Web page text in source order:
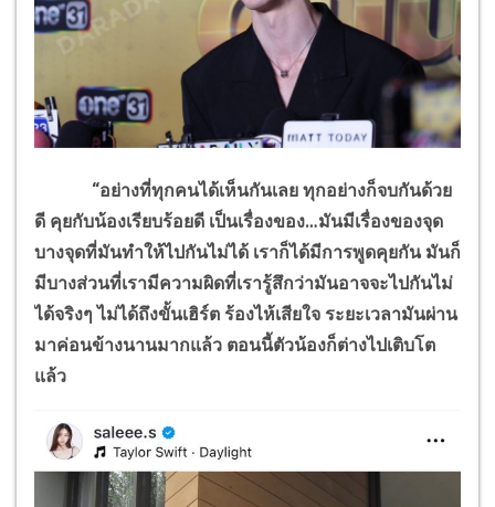
“อย่างที่ทุกคนได้เห็นกันเลย ทุกอย่างก็จบกันด้วย
ดี คุยกับน้องเรียบร้อยดี เป็นเรื่องของ…มันมีเรื่องของจุด
บางจุดที่มันทำให้ไปกันไม่ได้ เราก็ได้มีการพูดคุยกัน มันก็
มีบางส่วนที่เรามีความผิดที่เรารู้สึกว่ามันอาจจะไปกันไม่
ได้จริงๆ ไม่ได้ถึงขั้นเฮิร์ต ร้องไห้เสียใจ ระยะเวลามันผ่าน
มาค่อนข้างนานมากแล้ว ตอนนี้ตัวน้องก็ต่างไปเติบโต
แล้ว